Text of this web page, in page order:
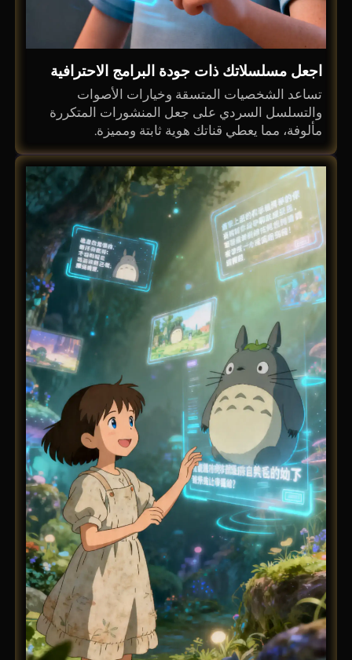
اجعل مسلسلاتك ذات جودة البرامج الاحترافية
تساعد الشخصيات المتسقة وخيارات الأصوات
والتسلسل السردي على جعل المنشورات المتكررة
مألوفة، مما يعطي قناتك هوية ثابتة ومميزة.